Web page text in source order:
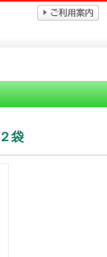
袋